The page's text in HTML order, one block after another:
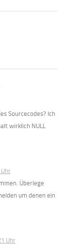
Sourcecodes? Ich
wirklich NULL
Überlege
um denen ein
Uhr